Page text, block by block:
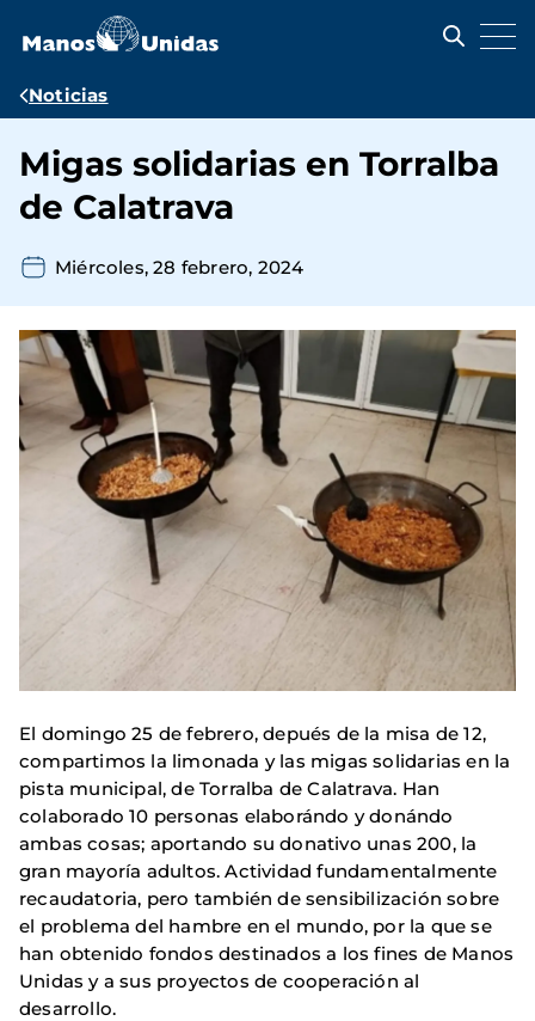
contenido
Ruta
navegación
Noticias
Migas solidarias en Torralba
de Calatrava
Miércoles, 28 febrero, 2024
El domingo 25 de febrero, depués de la misa de 12,
compartimos la limonada y las migas solidarias en la
pista municipal, de Torralba de Calatrava. Han
colaborado 10 personas elaborándo y donándo
ambas cosas; aportando su donativo unas 200, la
gran mayoría adultos. Actividad fundamentalmente
recaudatoria, pero también de sensibilización sobre
el problema del hambre en el mundo, por la que se
han obtenido fondos destinados a los fines de Manos
Unidas y a sus proyectos de cooperación al
desarrollo.